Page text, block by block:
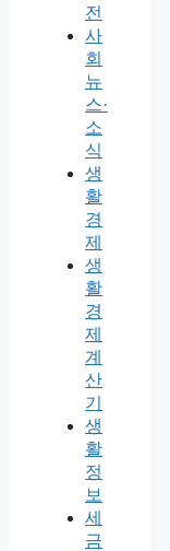
전
사
회
뉴
스·
소
식
생
활
경
제
생
활
경
제
계
산
기
생
활
정
보
세
금